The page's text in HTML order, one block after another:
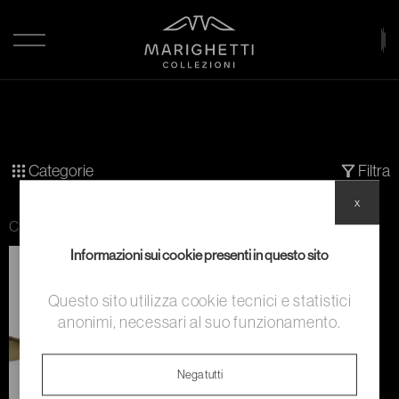
Categorie Filtra
Categoria:
Informazioni sui cookie presenti in questo sito
Questo sito utilizza cookie tecnici e statistici
anonimi, necessari al suo funzionamento.
Nega tutti
x